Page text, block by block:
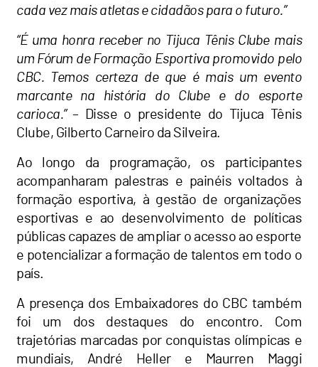
cada vez mais atletas e cidadãos para o futuro.”
“É uma honra receber no Tijuca Tênis Clube mais
um Fórum de Formação Esportiva promovido pelo
CBC. Temos certeza de que é mais um evento
marcante na história do Clube e do esporte
carioca.”– Disse o presidente do Tijuca Tênis
Clube, Gilberto Carneiro da Silveira.
Ao longo da programação, os participantes
acompanharam palestras e painéis voltados à
formação esportiva, à gestão de organizações
esportivas e ao desenvolvimento de políticas
públicas capazes de ampliar o acesso ao esporte
e potencializar a formação de talentos em todo o
país.
A presença dos Embaixadores do CBC também
foi um dos destaques do encontro. Com
trajetórias marcadas por conquistas olímpicas e
mundiais, André Heller e Maurren Maggi